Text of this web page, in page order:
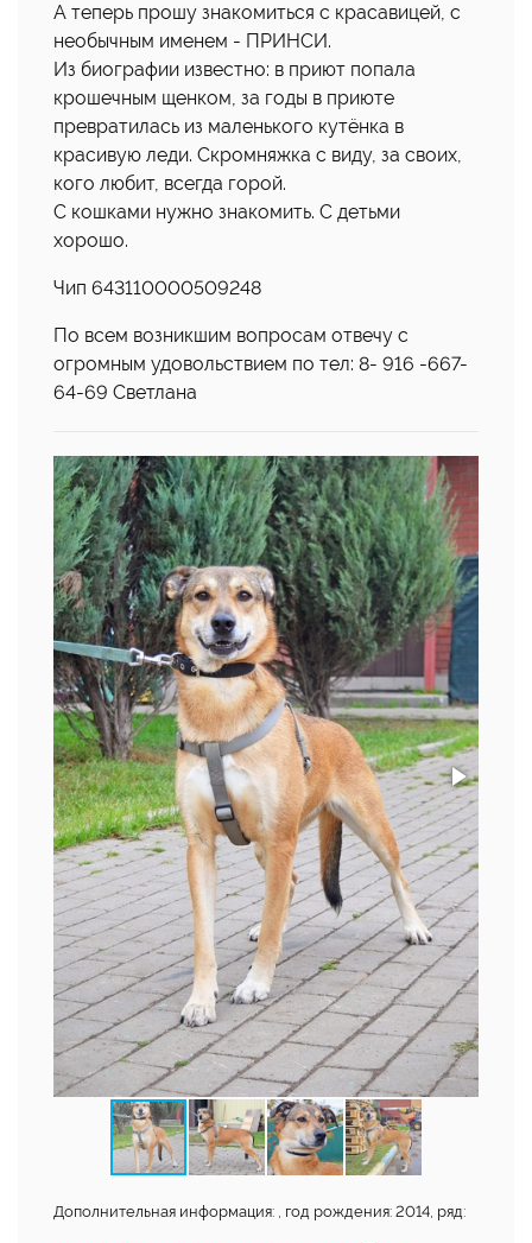
А теперь прошу знакомиться с красавицей, с
необычным именем - ПРИНСИ.
Из биографии известно: в приют попала
крошечным щенком, за годы в приюте
превратилась из маленького кутёнка в
красивую леди. Скромняжка с виду, за своих,
кого любит, всегда горой.
С кошками нужно знакомить. С детьми
хорошо.
Чип 643110000509248
По всем возникшим вопросам отвечу с
огромным удовольствием по тел: 8- 916 -667-
64-69 Светлана
Дополнительная информация: , год рождения: 2014, ряд: